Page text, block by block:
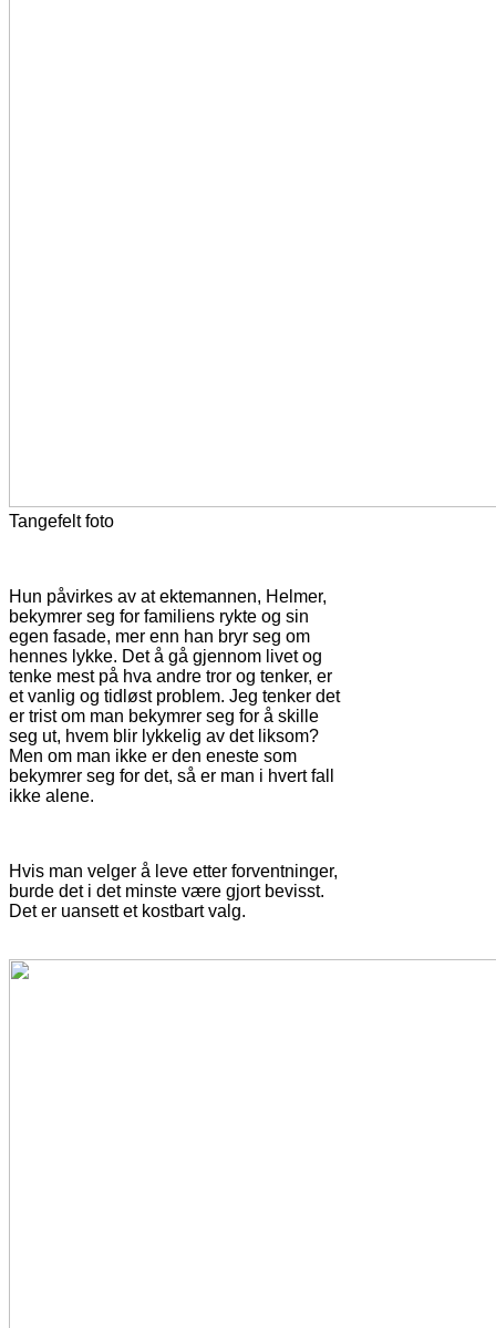
Tangefelt foto
Hun påvirkes av at ektemannen, Helmer,
bekymrer seg for familiens rykte og sin
egen fasade, mer enn han bryr seg om
hennes lykke. Det å gå gjennom livet og
tenke mest på hva andre tror og tenker, er
et vanlig og tidløst problem. Jeg tenker det
er trist om man bekymrer seg for å skille
seg ut, hvem blir lykkelig av det liksom?
Men om man ikke er den eneste som
bekymrer seg for det, så er man i hvert fall
ikke alene.
Hvis man velger å leve etter forventninger,
burde det i det minste være gjort bevisst.
Det er uansett et kostbart valg.